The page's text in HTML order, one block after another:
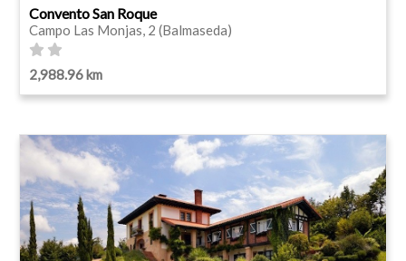
Convento San Roque
Campo Las Monjas, 2 (Balmaseda)
2,988.96 km